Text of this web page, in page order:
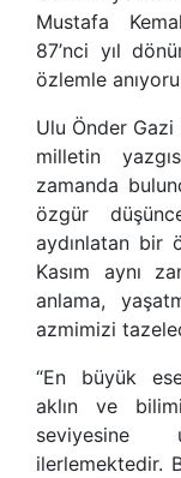
Mustafa
87’nci yıl
özlemle
Ulu Önder
milletin
zamanda
özgür
aydınlatan bir
Kasım aynı
anlama,
azmimizi
“En büyük
aklın ve
seviyesine
ilerlemektedir.